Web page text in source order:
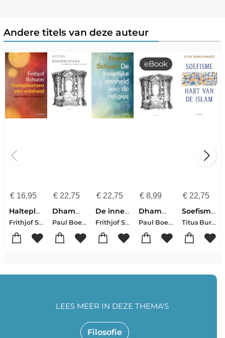
Andere titels van deze auteur
€16,95
Halteplaatsen van wijsheid
Frithjof Schuon
€22,75
Dhammapada
Paul Boersma
€ 22,75
De innerlijke eenheid van de religies
Frithjof Schuon
€ 8,99
eBook
Dhammapada
Paul Boersma
€ 22,75
Soefisme, hart van de Islam
Titus Burckhardt
Filosofie
LEES MEER IN DEZE THEMA'S